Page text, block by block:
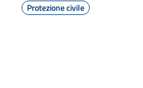
Protezione civile